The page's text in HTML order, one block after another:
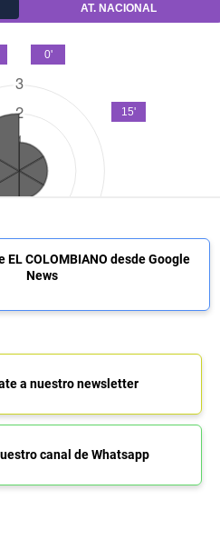
COLOMBIANO desde Google
News
a nuestro newsletter
canal de Whatsapp